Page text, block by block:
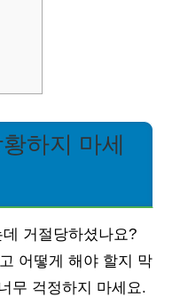
하지 마세
거절당하셨나요?
어떻게 해야 할지 막
무 걱정하지 마세요.